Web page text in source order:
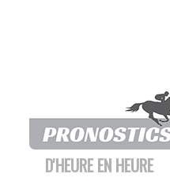
D'HEURE EN HEURE